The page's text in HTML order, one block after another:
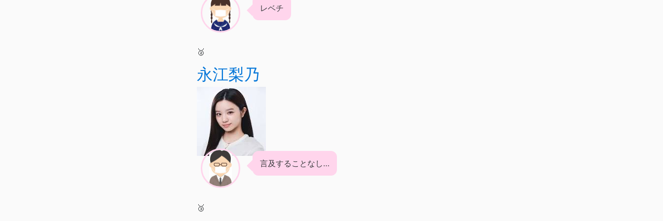
レベチ
🥈
永江梨乃
言及することなし…
🥉